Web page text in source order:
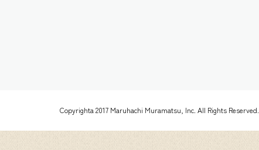
Copyrighta 2017 Maruhachi Muramatsu, Inc. All Rights Reserved.